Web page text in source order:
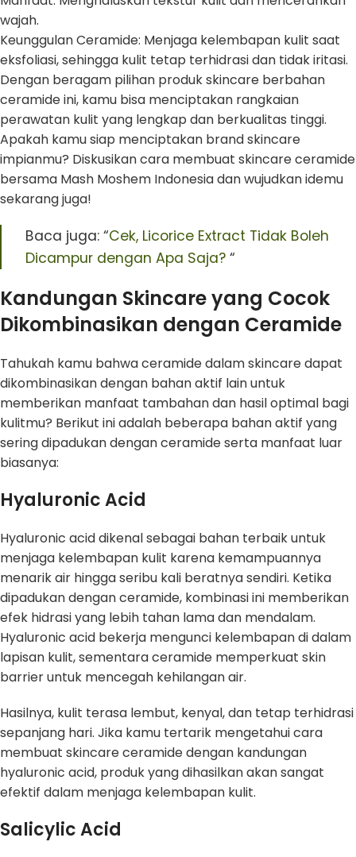
wajah.
Keunggulan Ceramide: Menjaga kelembapan kulit saat
eksfoliasi, sehingga kulit tetap terhidrasi dan tidak iritasi.
Dengan beragam pilihan produk skincare berbahan
ceramide ini, kamu bisa menciptakan rangkaian
perawatan kulit yang lengkap dan berkualitas tinggi.
Apakah kamu siap menciptakan brand skincare
impianmu? Diskusikan cara membuat skincare ceramide
bersama Mash Moshem Indonesia dan wujudkan idemu
sekarang juga!
Baca juga: “Cek, Licorice Extract Tidak Boleh
Dicampur dengan Apa Saja? “
Kandungan Skincare yang Cocok
Dikombinasikan dengan Ceramide
Tahukah kamu bahwa ceramide dalam skincare dapat
dikombinasikan dengan bahan aktif lain untuk
memberikan manfaat tambahan dan hasil optimal bagi
kulitmu? Berikut ini adalah beberapa bahan aktif yang
sering dipadukan dengan ceramide serta manfaat luar
biasanya:
Hyaluronic Acid
Hyaluronic acid dikenal sebagai bahan terbaik untuk
menjaga kelembapan kulit karena kemampuannya
menarik air hingga seribu kali beratnya sendiri. Ketika
dipadukan dengan ceramide, kombinasi ini memberikan
efek hidrasi yang lebih tahan lama dan mendalam.
Hyaluronic acid bekerja mengunci kelembapan di dalam
lapisan kulit, sementara ceramide memperkuat skin
barrier untuk mencegah kehilangan air.
Hasilnya, kulit terasa lembut, kenyal, dan tetap terhidrasi
sepanjang hari. Jika kamu tertarik mengetahui cara
membuat skincare ceramide dengan kandungan
hyaluronic acid, produk yang dihasilkan akan sangat
efektif dalam menjaga kelembapan kulit.
Salicylic Acid